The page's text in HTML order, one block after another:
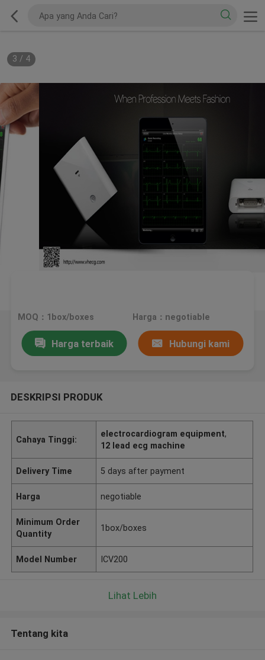
3 / 4
MOQ：1box/boxes Harga：negotiable
Harga terbaik Hubungi kami
DESKRIPSI PRODUK
Cahaya Tinggi:
electrocardiogram equipment,
12 lead ecg machine
Delivery Time 5 days after payment
Harga negotiable
Minimum Order
Quantity
1box/boxes
Model Number ICV200
Lihat Lebih
Tentang kita